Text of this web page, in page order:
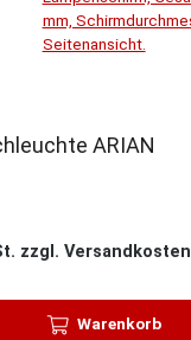
ARIAN
zzgl. Versandkosten
Warenkorb